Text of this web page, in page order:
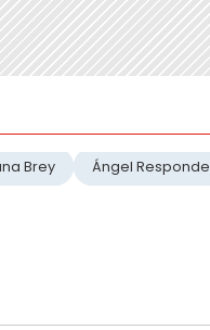
Brey Ángel Responde